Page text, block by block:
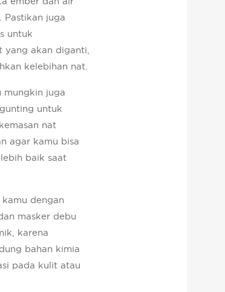
Pastikan juga
untuk
yang akan diganti,
kelebihan nat.
mungkin juga
untuk
nat
agar kamu bisa
baik saat
dengan
masker debu
karena
bahan kimia
pada kulit atau